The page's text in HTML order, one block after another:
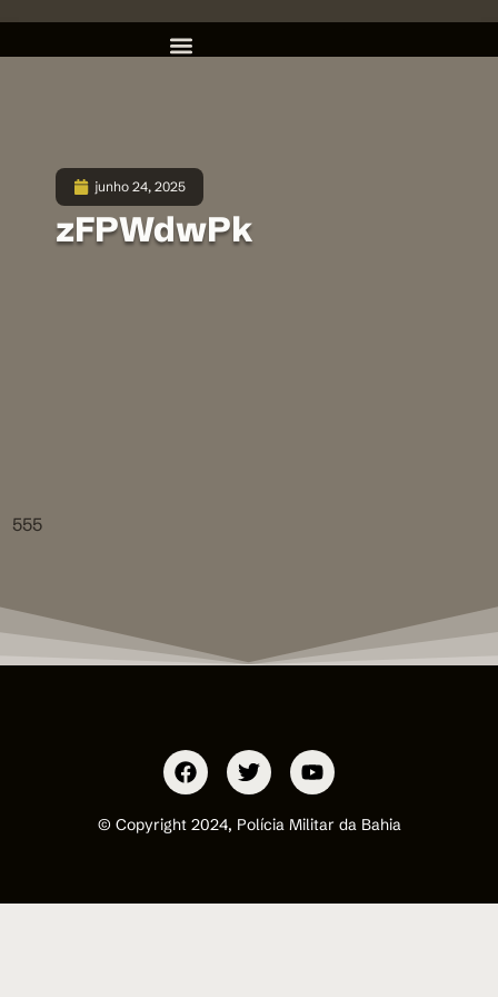
junho 24, 2025
zFPWdwPk
555
© Copyright 2024, Polícia Militar da Bahia